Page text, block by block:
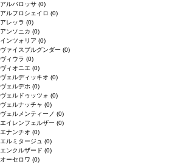
アルバロッサ (0)
アルフロシェイロ (0)
アレッラ (0)
アンソニカ (0)
インツォリア (0)
ヴァイスブルグンダー (0)
ヴィウラ (0)
ヴィオニエ (0)
ヴェルディッキオ (0)
ヴェルデホ (0)
ヴェルドゥッツォ (0)
ヴェルナッチャ (0)
ヴェルメンティーノ (0)
エイレンフェルザー (0)
エナンチオ (0)
エルミタージュ (0)
エンクルザード (0)
オーセロワ (0)